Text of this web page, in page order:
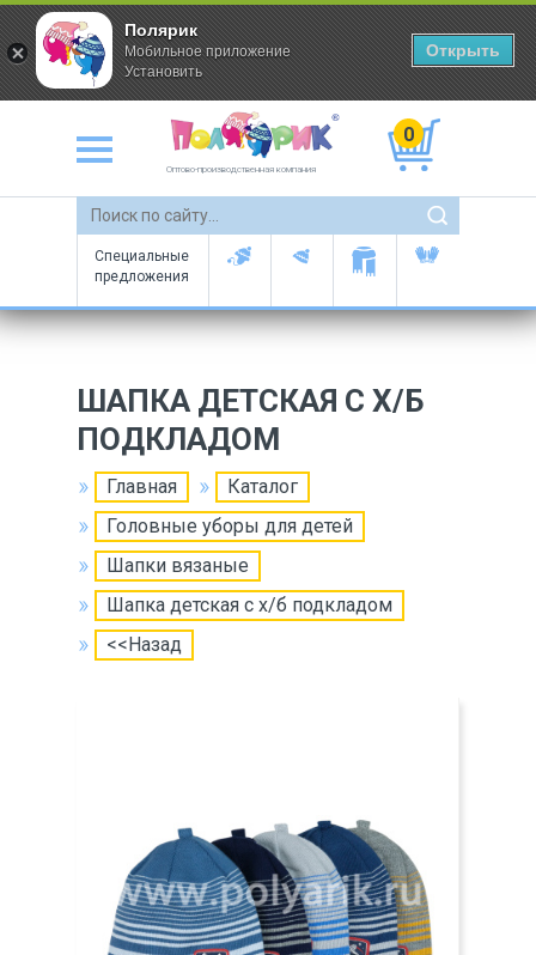
Оптово-производственная компания
0
Специальные
предложения
ШАПКА ДЕТСКАЯ С Х/Б
ПОДКЛАДОМ
Главная
Каталог
Головные уборы для детей
Шапки вязаные
Шапка детская с х/б подкладом
<<Назад
Полярик
Мобильное приложение
Установить
Открыть